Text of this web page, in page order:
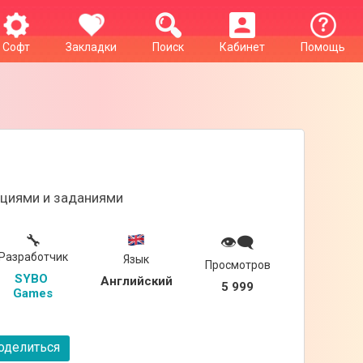
Помощь
Кабинет
Поиск
Закладки
Софт
и заданиями
🔧
SYBO
Games
Язык
Английский
👁‍🗨
Просмотров
5 999